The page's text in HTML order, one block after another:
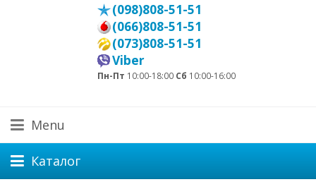
(098)808-51-51
(066)808-51-51
(073)808-51-51
Viber
Пн-Пт 10:00-18:00 Сб 10:00-16:00
Menu
Каталог